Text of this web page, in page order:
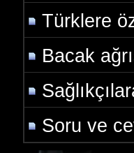
Türklere
Bacak
Soru ve